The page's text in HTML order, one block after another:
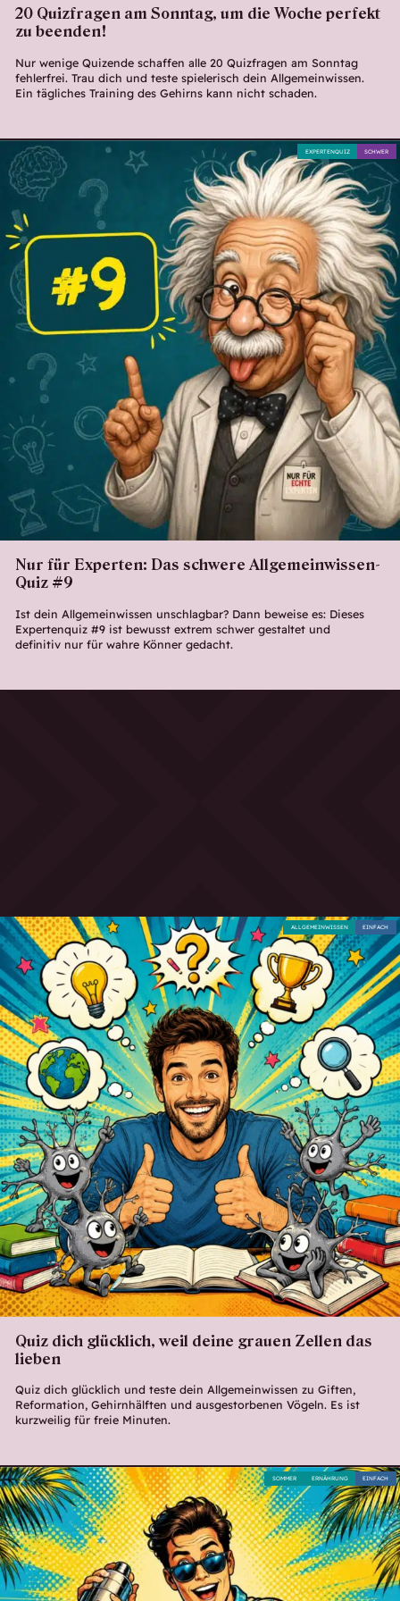
20 Quizfragen am Sonntag, um die Woche perfekt
zu beenden!
Nur wenige Quizende schaffen alle 20 Quizfragen am Sonntag
fehlerfrei. Trau dich und teste spielerisch dein Allgemeinwissen.
Ein tägliches Training des Gehirns kann nicht schaden.
Nur für Experten: Das schwere Allgemeinwissen-
Quiz #9
Ist dein Allgemeinwissen unschlagbar? Dann beweise es: Dieses
Expertenquiz #9 ist bewusst extrem schwer gestaltet und
definitiv nur für wahre Könner gedacht.
SCHWER
EXPERTENQUIZ
Quiz dich glücklich, weil deine grauen Zellen das
lieben
Quiz dich glücklich und teste dein Allgemeinwissen zu Giften,
Reformation, Gehirnhälften und ausgestorbenen Vögeln. Es ist
kurzweilig für freie Minuten.
EINFACH
ALLGEMEINWISSEN
EINFACH
ERNÄHRUNG
SOMMER